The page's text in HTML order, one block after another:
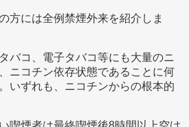
方には全例禁煙外来を紹介しま
バコ、電子タバコ等にも大量のニ
ニコチン依存状態であることに何
いずれも、ニコチンからの根本的